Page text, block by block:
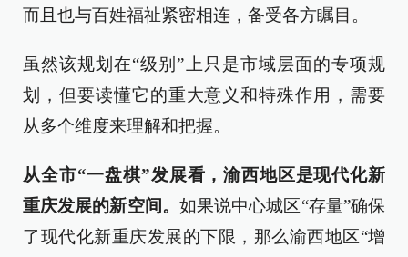
而且也与百姓福祉紧密相连，备受各方瞩目。
虽然该规划在“级别”上只是市域层面的专项规
划，但要读懂它的重大意义和特殊作用，需要
从多个维度来理解和把握。
从全市“一盘棋”发展看，渝西地区是现代化新
重庆发展的新空间。 如果说中心城区“存量”确保
了现代化新重庆发展的下限，那么渝西地区“增